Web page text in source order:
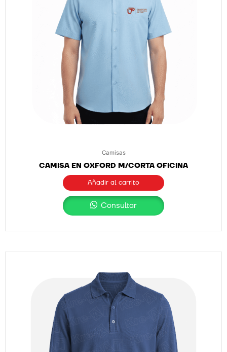
Camisas
CAMISA EN OXFORD M/CORTA OFICINA
Añadir al carrito
Consultar